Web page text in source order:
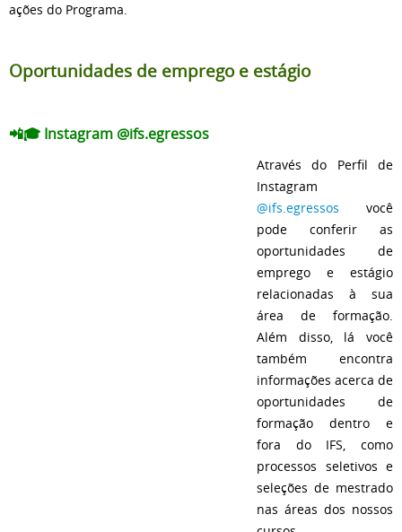
ações do Programa.
Oportunidades de emprego e estágio
📲🎓 Instagram @ifs.egressos
Através do Perfil de
Instagram
@ifs.egressos você
pode conferir as
oportunidades de
emprego e estágio
relacionadas à sua
área de formação.
Além disso, lá você
também encontra
informações acerca de
oportunidades de
formação dentro e
fora do IFS, como
processos seletivos e
seleções de mestrado
nas áreas dos nossos